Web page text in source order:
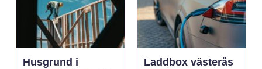
Husgrund i
Laddbox västerås